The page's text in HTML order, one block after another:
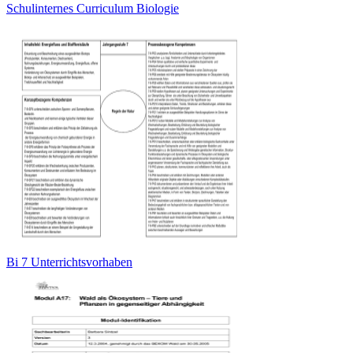
Schulinternes Curriculum Biologie
Bi 7 Unterrichtsvorhaben